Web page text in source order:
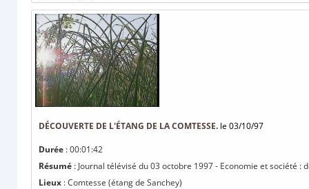
DÉCOUVERTE DE L'ÉTANG DE LA COMTESSE. le 03/10/97
Durée : 00:01:42
Résumé : Journal télévisé du 03 octobre 1997 - Economie et société :
Lieux : Comtesse (étang de Sanchey)